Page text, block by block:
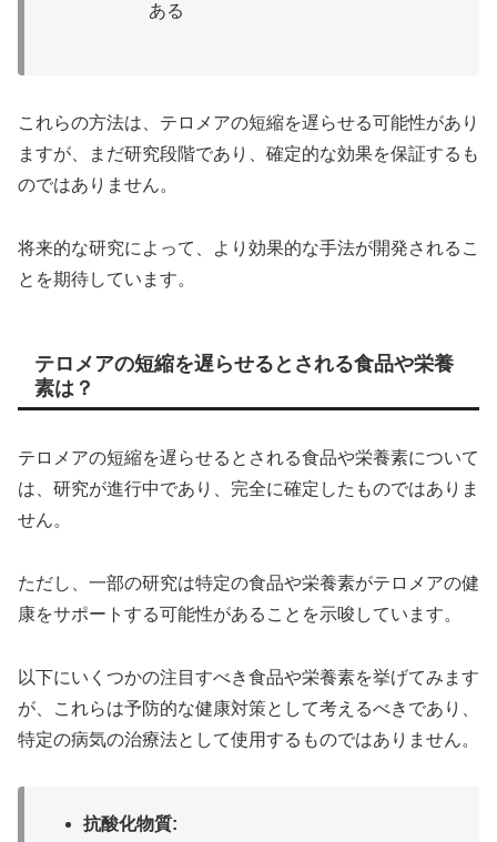
ある
これらの方法は、テロメアの短縮を遅らせる可能性があり
ますが、まだ研究段階であり、確定的な効果を保証するも
のではありません。
将来的な研究によって、より効果的な手法が開発されるこ
とを期待しています。
テロメアの短縮を遅らせるとされる食品や栄養
素は？
テロメアの短縮を遅らせるとされる食品や栄養素について
は、研究が進行中であり、完全に確定したものではありま
せん。
ただし、一部の研究は特定の食品や栄養素がテロメアの健
康をサポートする可能性があることを示唆しています。
以下にいくつかの注目すべき食品や栄養素を挙げてみます
が、これらは予防的な健康対策として考えるべきであり、
特定の病気の治療法として使用するものではありません。
抗酸化物質: